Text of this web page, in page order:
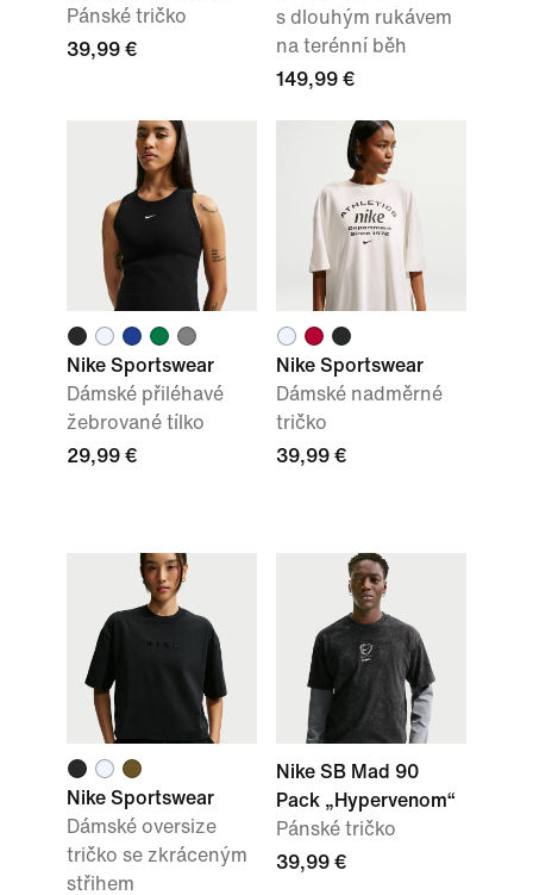
Pánské tričko
39,99 €
s dlouhým rukávem
na terénní běh
149,99 €
Nike Sportswear
Dámské přiléhavé
žebrované tílko
29,99 €
Nike Sportswear
Dámské nadměrné
tričko
39,99 €
Nike Sportswear
Dámské oversize
tričko se zkráceným
střihem
Nike SB Mad 90
Pack „Hypervenom“
Pánské tričko
39,99 €